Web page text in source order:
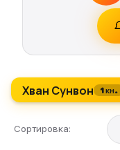
Хван Сунвон 1 кн.
Сортировка: